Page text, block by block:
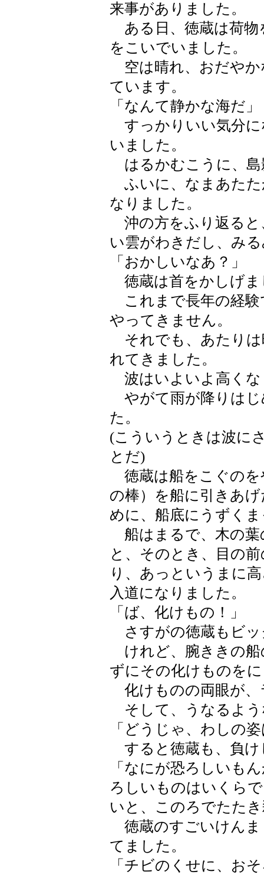
来事がありました。
ある日、徳蔵は荷物
をこいでいました。
空は晴れ、おだやか
ています。
「なんて静かな海だ」
すっかりいい気分に
いました。
はるかむこうに、島
ふいに、なまあたた
なりました。
沖の方をふり返ると
い雲がわきだし、み
「おかしいなあ？」
徳蔵は首をかしげま
これまで長年の経験
やってきません。
それでも、あたりは
れてきました。
波はいよいよ高くな
やがて雨が降りはじ
た。
(こういうときは波に
とだ)
徳蔵は船をこぐの
の棒）を船に引きあ
めに、船底にうずく
船はまるで、木の葉
と、そのとき、目の
り、あっというまに
入道になりました。
「ば、化けもの！」
さすがの徳蔵もビッ
けれど、腕ききの船
ずにその化けものを
化けものの両眼が、
そして、うなるよ
「どうじゃ、わしの
すると徳蔵も、負け
「なにが恐ろしいも
ろしいものはいくら
いと、このろでたた
徳蔵のすごいけんま
てました。
「チビのくせに、お